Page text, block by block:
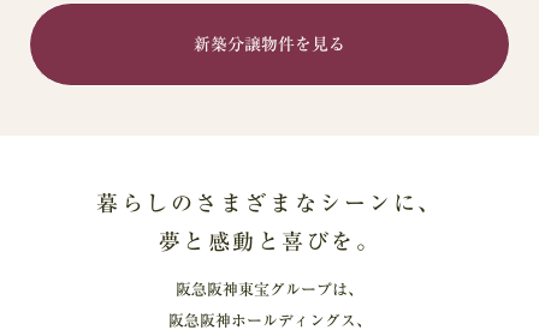
新築分譲物件を見る
暮らしのさまざまなシーンに、
夢と感動と喜びを。
阪急阪神東宝グループは、
阪急阪神ホールディングス、